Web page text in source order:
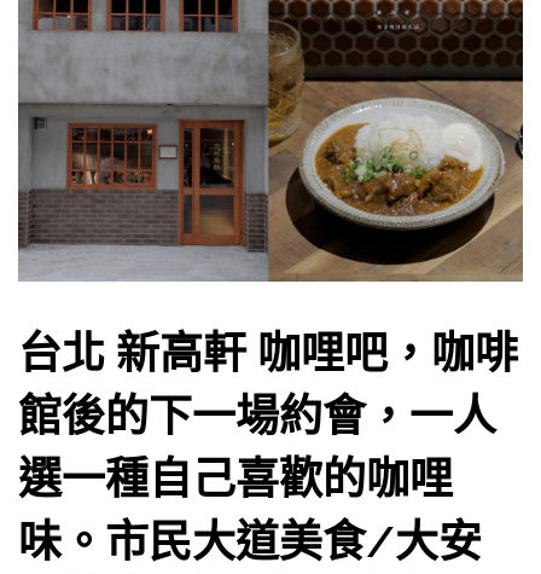
台北 新高軒 咖哩吧，咖啡
館後的下一場約會，一人
選一種自己喜歡的咖哩
味。市民大道美食/大安